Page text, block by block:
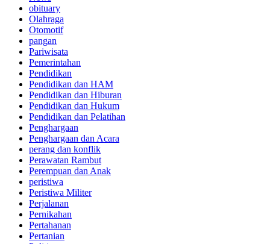
obituary
Olahraga
Otomotif
pangan
Pariwisata
Pemerintahan
Pendidikan
Pendidikan dan HAM
Pendidikan dan Hiburan
Pendidikan dan Hukum
Pendidikan dan Pelatihan
Penghargaan
Penghargaan dan Acara
perang dan konflik
Perawatan Rambut
Perempuan dan Anak
peristiwa
Peristiwa Militer
Perjalanan
Pernikahan
Pertahanan
Pertanian